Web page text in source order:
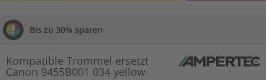
Bis zu 30% sparen
Kompatible Trommel ersetzt
Canon 9455B001 034 yellow